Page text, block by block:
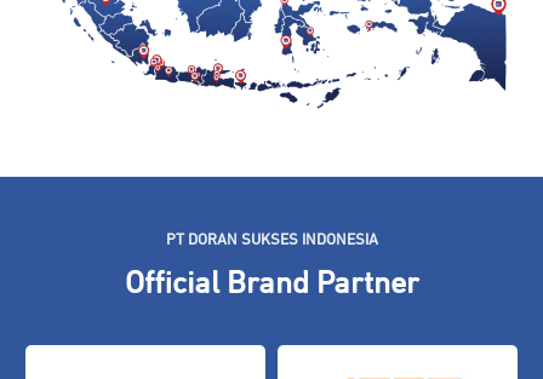
PT DORAN SUKSES INDONESIA
Official Brand Partner